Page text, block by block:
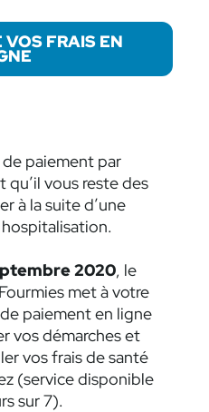
VOS FRAIS EN
de paiement par
vous reste des
à la suite d’une
2020, le
met à votre
paiement en ligne
vos démarches et
vos frais de santé
(service disponible
sur 7).